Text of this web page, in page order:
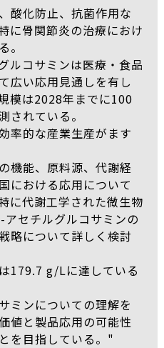
酸化防止、抗菌作用な
に骨関節炎の治療におけ
。
ルコサミンは医療・食品
広い応用見通しを有し
模は2028年までに100
されている。
率的な産業生産がます
機能、原料源、代謝経
における応用について
に代謝工学された微生物
セチルグルコサミンの
略について詳しく検討
179.7 g/Lに達している
ミンについての理解を
値と製品応用の可能性
を目指している。"